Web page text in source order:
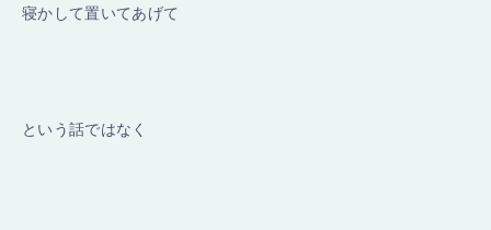
寝かして置いてあげて
という話ではなく